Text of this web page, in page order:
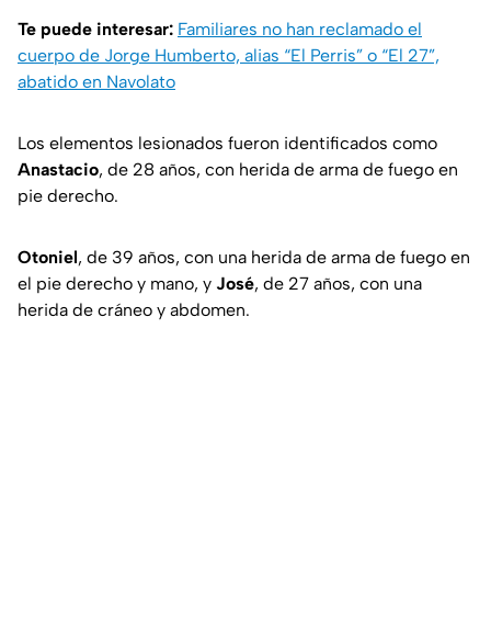
Te puede interesar: Familiares no han reclamado el
cuerpo de Jorge Humberto, alias “El Perris” o “El 27”,
abatido en Navolato
Los elementos lesionados fueron identificados como
Anastacio, de 28 años, con herida de arma de fuego en
pie derecho.
Otoniel, de 39 años, con una herida de arma de fuego en
el pie derecho y mano, y José, de 27 años, con una
herida de cráneo y abdomen.